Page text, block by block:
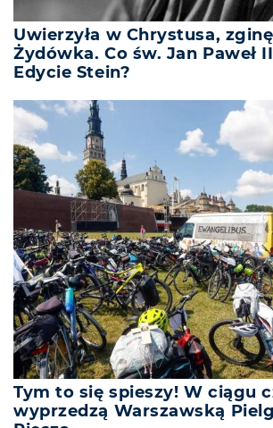
Uwierzyła w Chrystusa,
Żydówka. Co św. Jan Paweł
Edycie Stein?
Tym to się spieszy! W ciągu
wyprzedzą Warszawską